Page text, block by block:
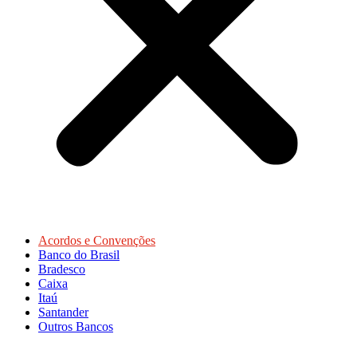
Acordos e Convenções
Banco do Brasil
Bradesco
Caixa
Itaú
Santander
Outros Bancos